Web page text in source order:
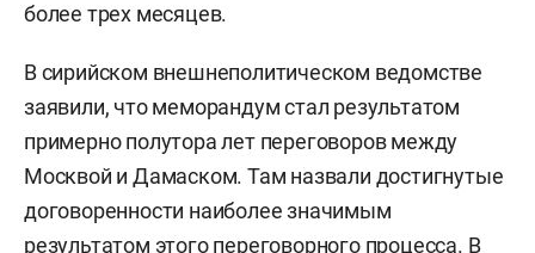
более трех месяцев.
В сирийском внешнеполитическом ведомстве
заявили, что меморандум стал результатом
примерно полутора лет переговоров между
Москвой и Дамаском. Там назвали достигнутые
договоренности наиболее значимым
результатом этого переговорного процесса. В